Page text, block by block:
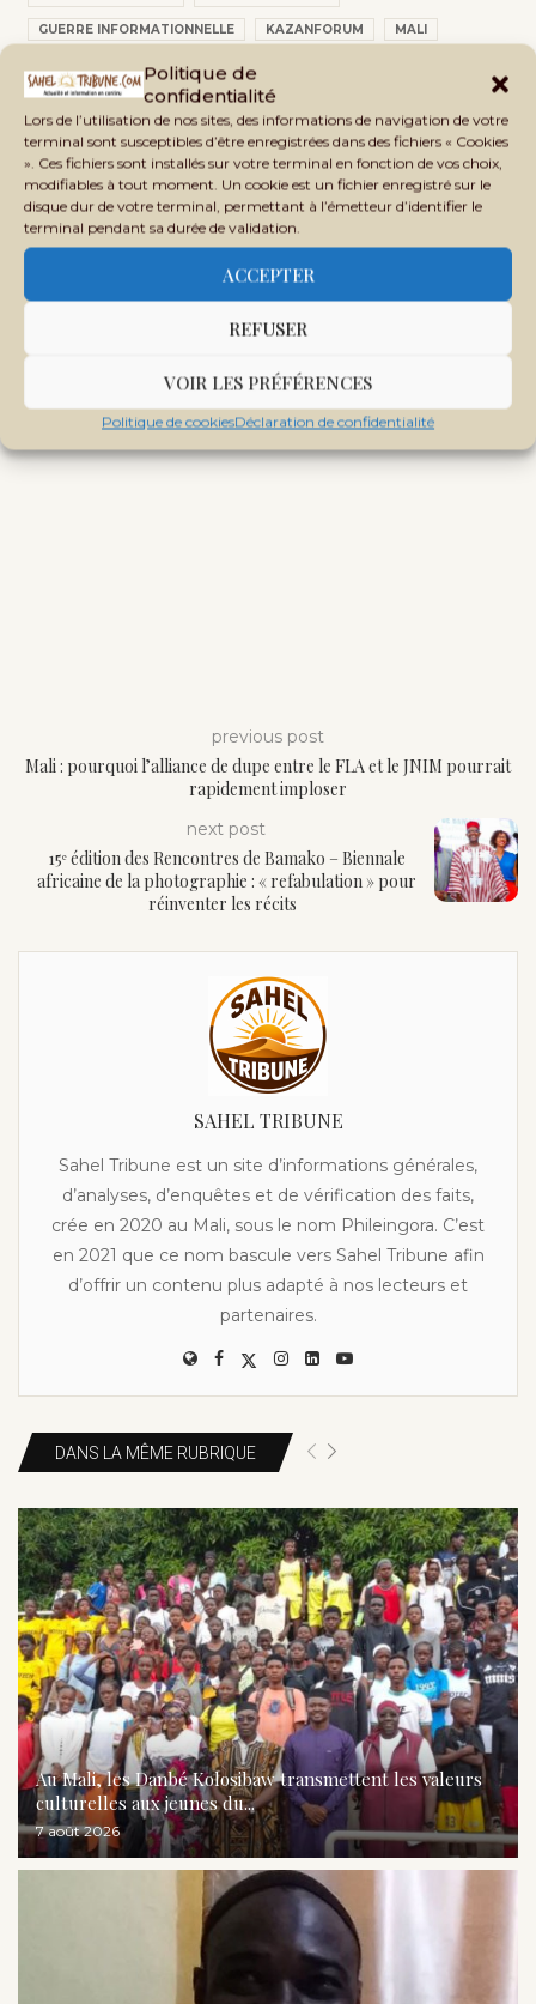
Politique de
confidentialité
Lors de l’utilisation de nos sites, des informations de navigation de votre
terminal sont susceptibles d’être enregistrées dans des fichiers « Cookies
». Ces fichiers sont installés sur votre terminal en fonction de vos choix,
modifiables à tout moment. Un cookie est un fichier enregistré sur le
disque dur de votre terminal, permettant à l’émetteur d’identifier le
terminal pendant sa durée de validation.
ACCEPTER
REFUSER
VOIR LES PRÉFÉRENCES
Politique de cookiesDéclaration de confidentialité
GUERRE INFORMATIONNELLE KAZANFORUM MALI
SOUVERAINETÉ MALIENNE TRANSITION MALIENNE
previous post
Mali : pourquoi l’alliance de dupe entre le FLA et le JNIM pourrait
rapidement imploser
next post
15ᵉ édition des Rencontres de Bamako – Biennale
africaine de la photographie : « refabulation » pour
réinventer les récits
SAHEL TRIBUNE
Sahel Tribune est un site d’informations générales,
d’analyses, d’enquêtes et de vérification des faits,
crée en 2020 au Mali, sous le nom Phileingora. C’est
en 2021 que ce nom bascule vers Sahel Tribune afin
d’offrir un contenu plus adapté à nos lecteurs et
partenaires.
DANS LA MÊME RUBRIQUE
Au Mali, les Danbé Kolosibaw transmettent les valeurs
culturelles aux jeunes du...
7 août 2026